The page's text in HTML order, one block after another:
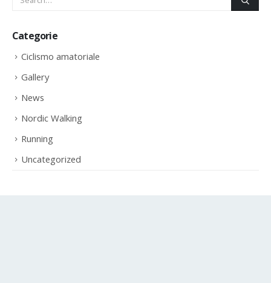
Categorie
Ciclismo amatoriale
Gallery
News
Nordic Walking
Running
Uncategorized